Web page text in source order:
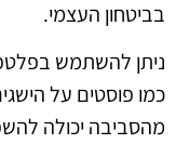
בביטחון העצמי.
ניתן להשתמש
כמו פוסטים על
מהסביבה יכולה